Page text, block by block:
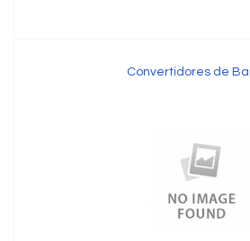
Convertidores de